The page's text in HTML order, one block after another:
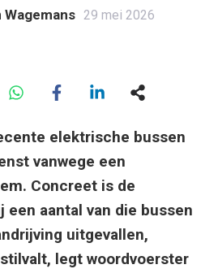
Wagemans 29 mei 2026
elektrische bussen
vanwege een
Concreet is de
een aantal van die bussen
uitgevallen,
legt woordvoerster